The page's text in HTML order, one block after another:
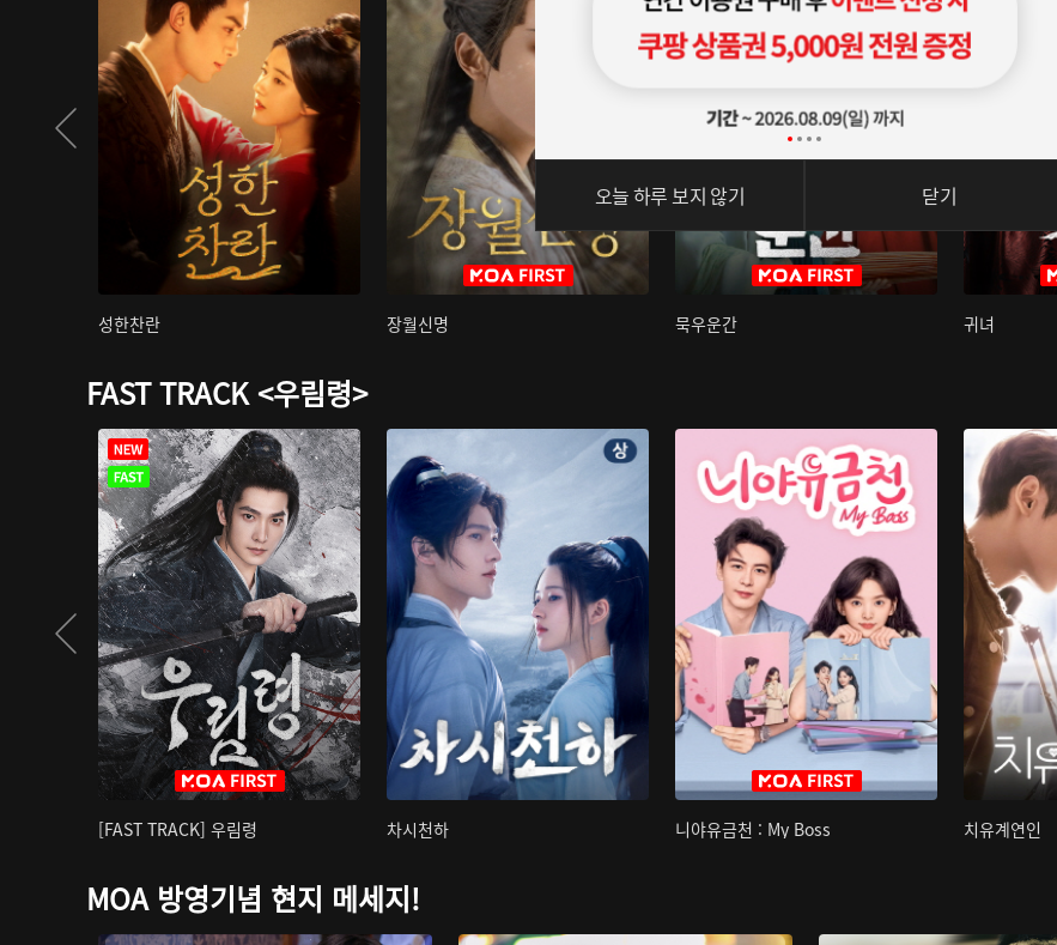
성한찬란 장월신명 묵우운간 귀녀
FAST TRACK <우림령>
[FAST TRACK] 우림령 차시천하 니야유금천 : My Boss 치유계연인
MOA 방영기념 현지 메세지!
오늘 하루 보지 않기 닫기